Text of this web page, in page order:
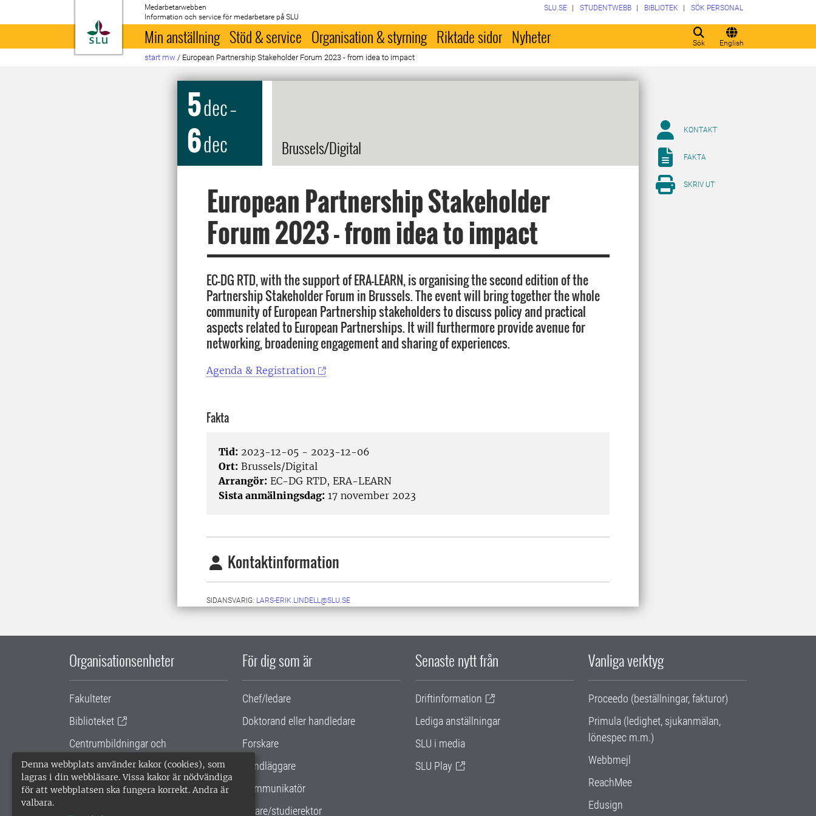
Denna webbplats använder kakor (cookies), som
lagras i din webbläsare. Vissa kakor är nödvändiga
för att webbplatsen ska fungera korrekt. Andra är
valbara.
Till startsida
Medarbetarwebben
Information och service för medarbetare på SLU
Sök English
SLU.SE STUDENTWEBB BIBLIOTEK SÖK PERSONAL
Min anställning Stöd & service Organisation & styrning Riktade sidor Nyheter
start mw / European Partnership Stakeholder Forum 2023 - from idea to impact
5dec–
6dec Brussels/Digital
European Partnership Stakeholder
Forum 2023 - from idea to impact
EC-DG RTD, with the support of ERA-LEARN, is organising the second edition of the
Partnership Stakeholder Forum in Brussels. The event will bring together the whole
community of European Partnership stakeholders to discuss policy and practical
aspects related to European Partnerships. It will furthermore provide avenue for
networking, broadening engagement and sharing of experiences.
Agenda & Registration
Fakta
Tid: 2023-12-05 - 2023-12-06
Ort: Brussels/Digital
Arrangör: EC-DG RTD, ERA-LEARN
Sista anmälningsdag: 17 november 2023
Kontaktinformation
SIDANSVARIG: LARS-ERIK.LINDELL@SLU.SE
KONTAKT
FAKTA
SKRIV UT
Organisationsenheter
Fakulteter
Biblioteket
Centrumbildningar och
samarbetsprojekt
Gemensamma verksamhetsstödet
För dig som är
Chef/ledare
Doktorand eller handledare
Forskare
Handläggare
Kommunikatör
Lärare/studierektor
Senaste nytt från
Driftinformation
Lediga anställningar
SLU i media
SLU Play
Vanliga verktyg
Proceedo (beställningar, fakturor)
Primula (ledighet, sjukanmälan,
lönespec m.m.)
Webbmejl
ReachMee
Edusign